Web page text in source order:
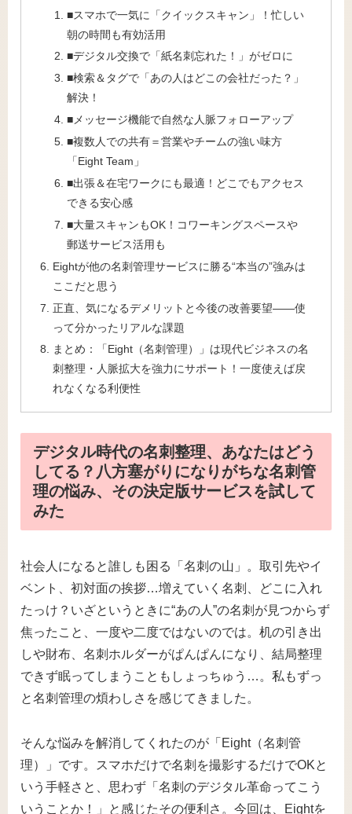
■スマホで一気に「クイックスキャン」！忙しい
朝の時間も有効活用
■デジタル交換で「紙名刺忘れた！」がゼロに
■検索＆タグで「あの人はどこの会社だった？」
解決！
■メッセージ機能で自然な人脈フォローアップ
■複数人での共有＝営業やチームの強い味方
「Eight Team」
■出張＆在宅ワークにも最適！どこでもアクセス
できる安心感
■大量スキャンもOK！コワーキングスペースや
郵送サービス活用も
Eightが他の名刺管理サービスに勝る“本当の”強みは
ここだと思う
正直、気になるデメリットと今後の改善要望——使
って分かったリアルな課題
まとめ：「Eight（名刺管理）」は現代ビジネスの名
刺整理・人脈拡大を強力にサポート！一度使えば戻
れなくなる利便性
デジタル時代の名刺整理、あなたはどう
してる？八方塞がりになりがちな名刺管
理の悩み、その決定版サービスを試して
みた
社会人になると誰しも困る「名刺の山」。取引先やイ
ベント、初対面の挨拶…増えていく名刺、どこに入れ
たっけ？いざというときに“あの人”の名刺が見つからず
焦ったこと、一度や二度ではないのでは。机の引き出
しや財布、名刺ホルダーがぱんぱんになり、結局整理
できず眠ってしまうこともしょっちゅう…。私もずっ
と名刺管理の煩わしさを感じてきました。
そんな悩みを解消してくれたのが「Eight（名刺管
理）」です。スマホだけで名刺を撮影するだけでOKと
いう手軽さと、思わず「名刺のデジタル革命ってこう
いうことか！」と感じたその便利さ。今回は、Eightを